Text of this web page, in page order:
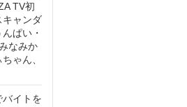
TV初
キャンダ
ぱい・
なみか
ゃん、
イトを